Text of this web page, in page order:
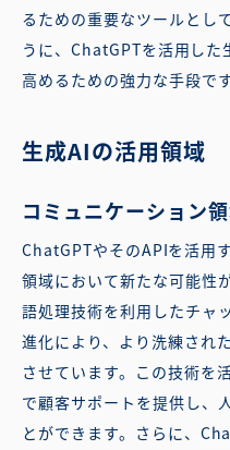
るための重要なツールとし
うに、ChatGPTを活用し
高めるための強力な手段です
生成AIの活用領域
コミュニケーション
ChatGPTやそのAPIを活用
領域において新たな可能性
語処理技術を利用したチャ
進化により、より洗練され
させています。この技術を
で顧客サポートを提供し、
とができます。さらに、